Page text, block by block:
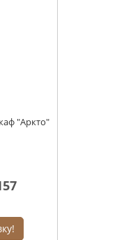
"Аркто"